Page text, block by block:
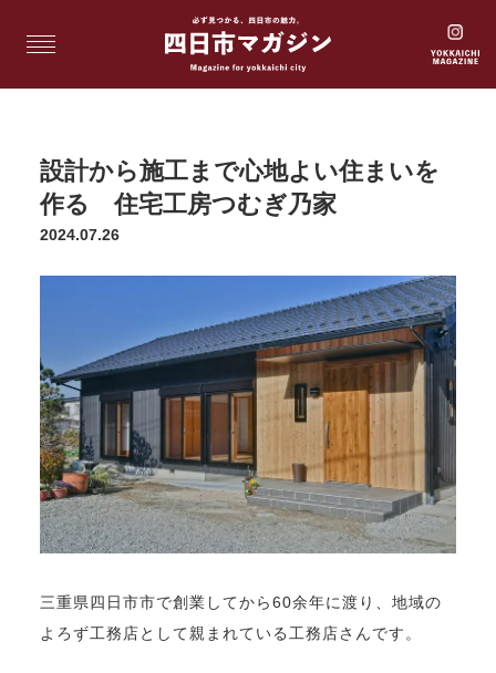
設計から施工まで心地よい住まいを
作る 住宅工房つむぎ乃家
2024.07.26
三重県四日市市で創業してから60余年に渡り、地域の
よろず工務店として親まれている工務店さんです。